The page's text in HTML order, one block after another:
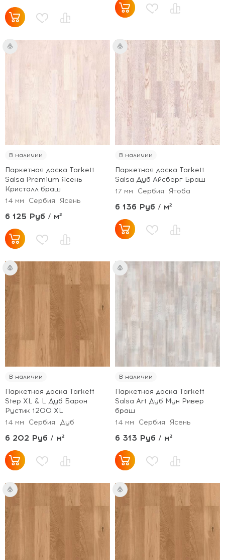
В наличии
Паркетная доска Tarkett
Salsa Premium Ясень
Кристалл браш
14 мм
Сербия Ясень
6 125 Руб / м²
В наличии
Паркетная доска Tarkett
Salsa Дуб Айсберг Браш
17 мм
Сербия Ятоба
6 136 Руб / м²
В наличии
Паркетная доска Tarkett
Step XL & L Дуб Барон
Рустик 1200 XL
14 мм
Сербия Дуб
6 202 Руб / м²
В наличии
Паркетная доска Tarkett
Salsa Art Дуб Мун Ривер
браш
14 мм
Сербия Ясень
6 313 Руб / м²